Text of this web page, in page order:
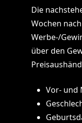
Die
Wochen
Werbe-/
über den
Vor- und